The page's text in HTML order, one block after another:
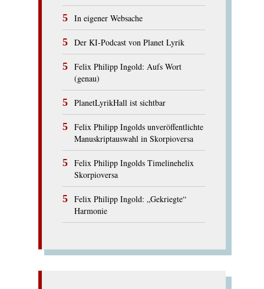
In eigener Websache
Der KI-Podcast von Planet Lyrik
Felix Philipp Ingold: Aufs Wort
(genau)
PlanetLyrikHall ist sichtbar
Felix Philipp Ingolds unveröffentlichte
Manuskriptauswahl in Skorpioversa
Felix Philipp Ingolds Timelinehelix
Skorpioversa
Felix Philipp Ingold: „Gekriegte“
Harmonie